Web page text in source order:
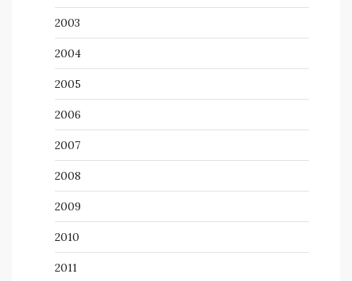
2003
2004
2005
2006
2007
2008
2009
2010
2011